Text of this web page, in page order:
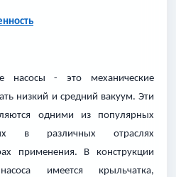
насосы - это механические
низкий и средний вакуум. Эти
одними из популярных
в различных отраслях
применения. В конструкции
имеется крыльчатка,